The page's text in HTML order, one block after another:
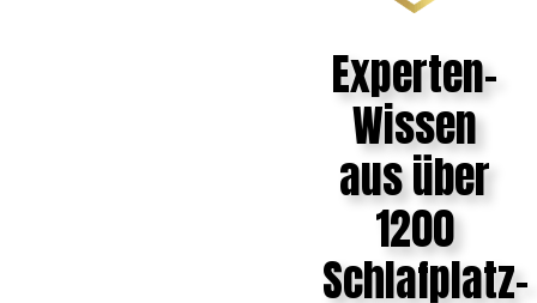
Experten-
Wissen
aus über
1200
Schlafplatz-